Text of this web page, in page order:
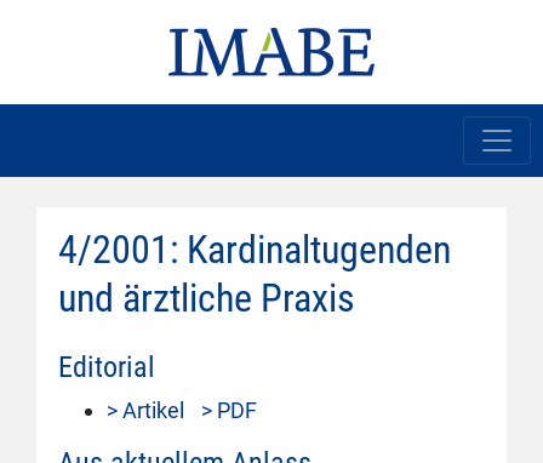
4/2001: Kardinaltugenden
und ärztliche Praxis
Editorial
> Artikel > PDF